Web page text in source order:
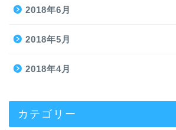
2018年6月
2018年5月
2018年4月
カテゴリー